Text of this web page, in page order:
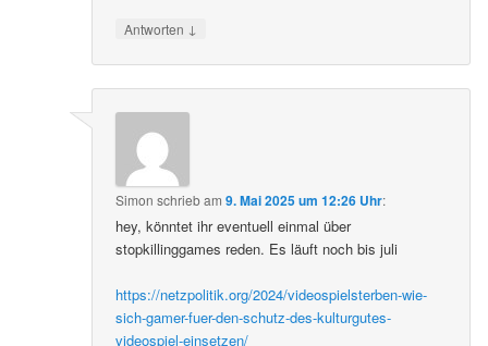
Antworten ↓
Simon schriebam9. Mai 2025 um 12:26 Uhr:
hey, könntet ihr eventuell einmal über
stopkillinggames reden. Es läuft noch bis juli
https://netzpolitik.org/2024/videospielsterben-wie-
sich-gamer-fuer-den-schutz-des-kulturgutes-
videospiel-einsetzen/